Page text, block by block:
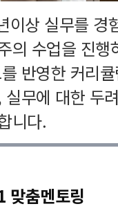
이상 실무를 경
의 수업을 진
반영한 커리
무에 대한 두
니다.
맞춤멘토링